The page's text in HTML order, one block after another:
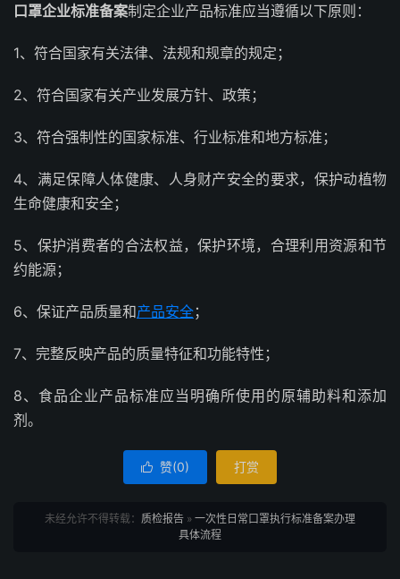
口罩企业标准备案制定企业产品标准应当遵循以下原则：
1、符合国家有关法律、法规和规章的规定；
2、符合国家有关产业发展方针、政策；
3、符合强制性的国家标准、行业标准和地方标准；
4、满足保障人体健康、人身财产安全的要求，保护动植物
生命健康和安全；
5、保护消费者的合法权益，保护环境，合理利用资源和节
约能源；
6、保证产品质量和产品安全；
7、完整反映产品的质量特征和功能特性；
8、食品企业产品标准应当明确所使用的原辅助料和添加
剂。
 赞(0) 打赏
未经允许不得转载： 质检报告 » 一次性日常口罩执行标准备案办理
具体流程